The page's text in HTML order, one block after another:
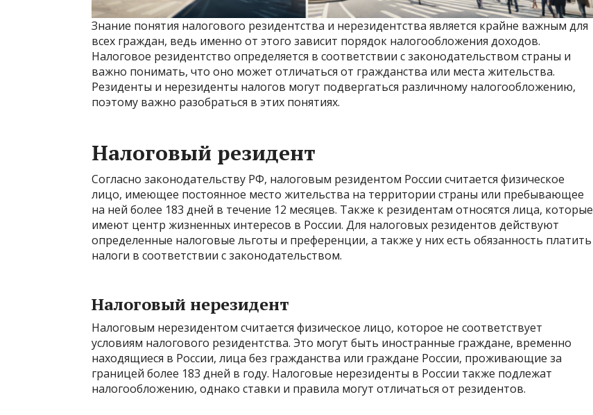
Знание понятия налогового резидентства и нерезидентства является крайне важным для
всех граждан, ведь именно от этого зависит порядок налогообложения доходов.
Налоговое резидентство определяется в соответствии с законодательством страны и
важно понимать, что оно может отличаться от гражданства или места жительства.
Резиденты и нерезиденты налогов могут подвергаться различному налогообложению,
поэтому важно разобраться в этих понятиях.
Налоговый резидент
Согласно законодательству РФ, налоговым резидентом России считается физическое
лицо, имеющее постоянное место жительства на территории страны или пребывающее
на ней более 183 дней в течение 12 месяцев. Также к резидентам относятся лица, которые
имеют центр жизненных интересов в России. Для налоговых резидентов действуют
определенные налоговые льготы и преференции, а также у них есть обязанность платить
налоги в соответствии с законодательством.
Налоговый нерезидент
Налоговым нерезидентом считается физическое лицо, которое не соответствует
условиям налогового резидентства. Это могут быть иностранные граждане, временно
находящиеся в России, лица без гражданства или граждане России, проживающие за
границей более 183 дней в году. Налоговые нерезиденты в России также подлежат
налогообложению, однако ставки и правила могут отличаться от резидентов.